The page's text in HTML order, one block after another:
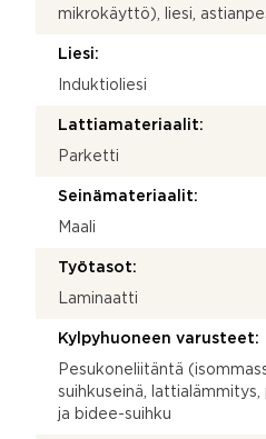
mikrokäyttö), liesi,
Liesi:
Induktioliesi
Lattiamateriaalit:
Parketti
Seinämateriaalit:
Maali
Työtasot:
Laminaatti
Kylpyhuoneen varusteet:
Pesukoneliitäntä
suihkuseinä, lattialämmitys,
ja bidee-suihku